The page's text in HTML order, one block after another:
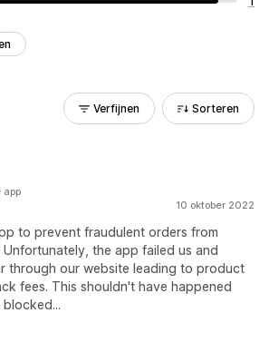
Verfijnen Sorteren
10 oktober 2022
to prevent fraudulent orders from
the app failed us and
through our website leading to product
fees. This shouldn't have happened
app